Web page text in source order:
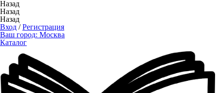
Назад
Назад
Назад
Вход /Регистрация
Ваш город: Москва
Каталог